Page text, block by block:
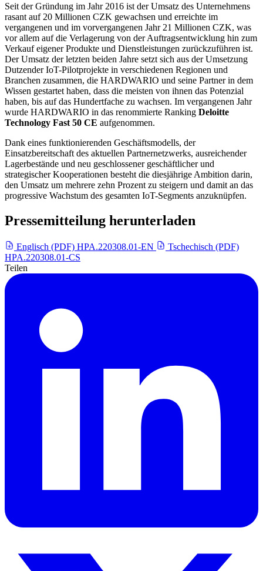
Seit der Gründung im Jahr 2016 ist der Umsatz des Unternehmens
rasant auf 20 Millionen CZK gewachsen und erreichte im
vergangenen und im vorvergangenen Jahr 21 Millionen CZK, was
vor allem auf die Verlagerung von der Auftragsentwicklung hin zum
Verkauf eigener Produkte und Dienstleistungen zurückzuführen ist.
Der Umsatz der letzten beiden Jahre setzt sich aus der Umsetzung
Dutzender IoT-Pilotprojekte in verschiedenen Regionen und
Branchen zusammen, die HARDWARIO und seine Partner in dem
Wissen gestartet haben, dass die meisten von ihnen das Potenzial
haben, bis auf das Hundertfache zu wachsen. Im vergangenen Jahr
wurde HARDWARIO in das renommierte Ranking Deloitte
Technology Fast 50 CE aufgenommen.
Dank eines funktionierenden Geschäftsmodells, der
Einsatzbereitschaft des aktuellen Partnernetzwerks, ausreichender
Lagerbestände und neu geschlossener geschäftlicher und
strategischer Kooperationen besteht die diesjährige Ambition darin,
den Umsatz um mehrere zehn Prozent zu steigern und damit an das
progressive Wachstum des gesamten IoT-Segments anzuknüpfen.
Pressemitteilung herunterladen
Englisch (PDF) HPA.220308.01-EN
Tschechisch (PDF)
HPA.220308.01-CS
Teilen